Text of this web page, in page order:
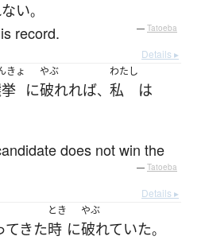
い。
record. — Tatoeba
Details ▸
きょ
に
やぶ
破れれば、
わたし
私 は
does not win the
— Tatoeba
Details ▸
てきた
とき
時 に
やぶ
破れていた。